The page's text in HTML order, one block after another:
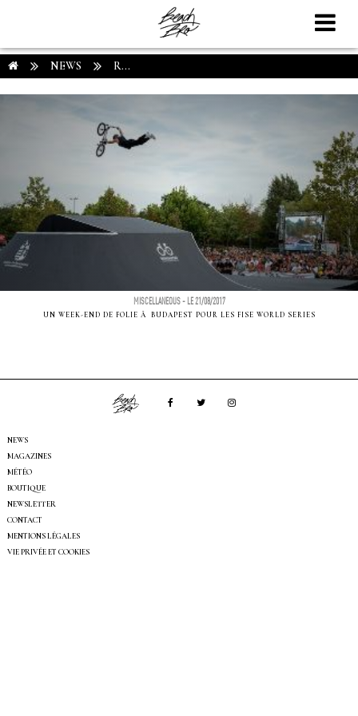
NEWS R...
MISCELLANEOUS - LE 21/08/2017
UN WEEK-END DE FOLIE Ã BUDAPEST POUR LES FISE WORLD SERIES
NEWS
MAGAZINES
MÉTÉO
BOUTIQUE
NEWSLETTER
CONTACT
MENTIONS LÉGALES
VIE PRIVÉE ET COOKIES